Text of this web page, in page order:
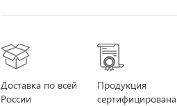
Доставка по всей
России
Продукция
сертифицирована